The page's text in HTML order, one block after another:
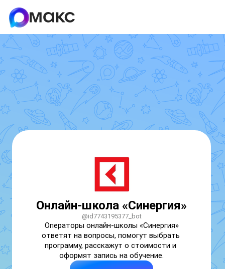
Онлайн-школа «Синергия»
@id7743195377_bot
Операторы онлайн-школы «Синергия»
ответят на вопросы, помогут выбрать
программу, расскажут о стоимости и
оформят запись на обучение.